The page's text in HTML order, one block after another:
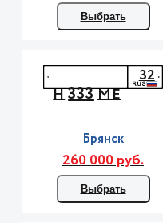
Выбрать
Н333МЕ
32
Брянск
260 000 руб.
Выбрать